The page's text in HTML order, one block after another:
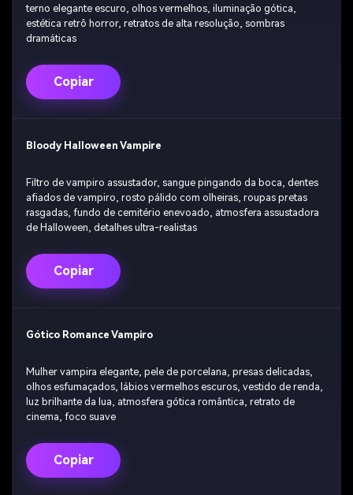
terno elegante escuro, olhos vermelhos, iluminação gótica,
estética retrô horror, retratos de alta resolução, sombras
dramáticas
Copiar
Bloody Halloween Vampire
Filtro de vampiro assustador, sangue pingando da boca, dentes
afiados de vampiro, rosto pálido com olheiras, roupas pretas
rasgadas, fundo de cemitério enevoado, atmosfera assustadora
de Halloween, detalhes ultra-realistas
Copiar
Gótico Romance Vampiro
Mulher vampira elegante, pele de porcelana, presas delicadas,
olhos esfumaçados, lábios vermelhos escuros, vestido de renda,
luz brilhante da lua, atmosfera gótica romântica, retrato de
cinema, foco suave
Copiar